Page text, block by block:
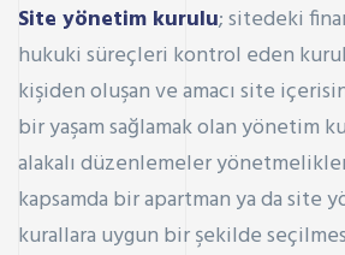
Site yönetim kurulu; sitedeki
hukuki süreçleri kontrol eden
kişiden oluşan ve amacı site
bir yaşam sağlamak olan yönetim
alakalı düzenlemeler
kapsamda bir apartman ya da site
kurallara uygun bir şekilde